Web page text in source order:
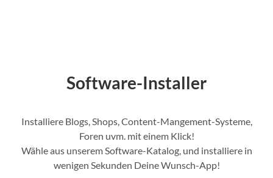
Software-Installer
Installiere Blogs, Shops, Content-Mangement-Systeme,
Foren uvm. mit einem Klick!
Wähle aus unserem Software-Katalog, und installiere in
wenigen Sekunden Deine Wunsch-App!